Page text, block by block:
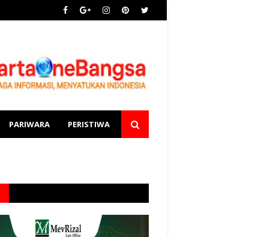
PARIWARA PERISTIWA